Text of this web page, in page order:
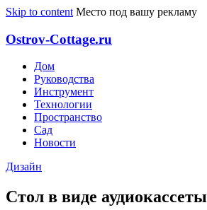
Skip to content Место под вашу рекламу
Ostrov-Cottage.ru
Дом
Руководства
Инструмент
Технологии
Пространство
Сад
Новости
Дизайн
Стол в виде аудиокассеты